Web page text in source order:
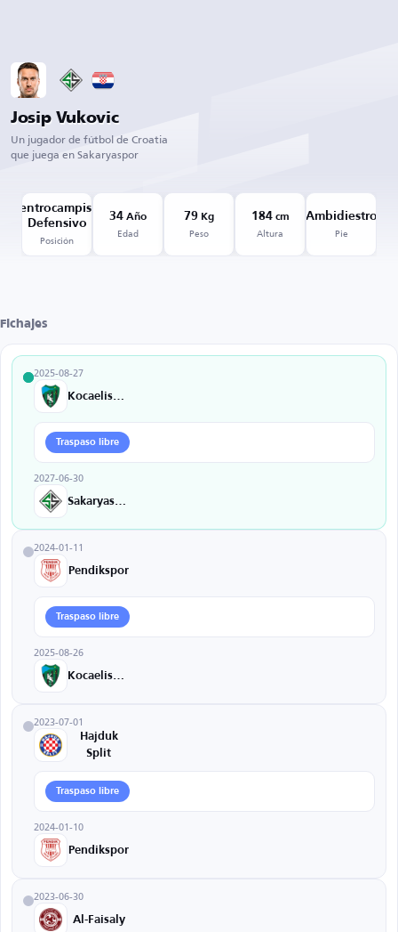
Josip Vukovic
Un jugador de fútbol de Croatia
que juega en Sakaryaspor
Centrocampista
Defensivo
Posición
34 Año
Edad
79 Kg
Peso
184cm
Altura
Ambidiestro
Pie
Fichajes
2025-08-27
Traspaso libre
2027-06-30
2024-01-11
Pendikspor
Traspaso libre
2025-08-26
2023-07-01
Hajduk
Split
Traspaso libre
2024-01-10
Pendikspor
2023-06-30
Al-Faisaly